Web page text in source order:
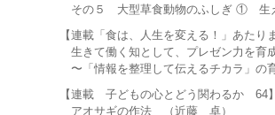
その５ 大型草食動物のふしぎ ① 生え
【連載「食は、人生を変える！」あたり
生きて働く知として、プレゼン力を育
〜「情報を整理して伝えるチカラ」の
【連載 子どもの心とどう関わるか 64】
アオサギの作法 （近藤 卓）